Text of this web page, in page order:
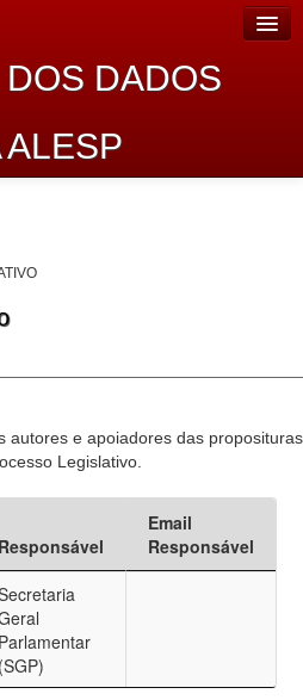
DOS DADOS
ALESP
Abertos
autores e apoiadores das proposituras
Legislativo.
Responsável
Email
Responsável
Parlamentar
(SGP)